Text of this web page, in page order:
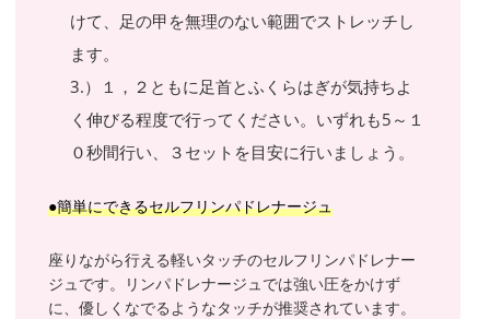
けて、足の甲を無理のない範囲でストレッチし
ます。
3.）１，２ともに足首とふくらはぎが気持ちよ
く伸びる程度で行ってください。いずれも5～１
０秒間行い、３セットを目安に行いましょう。
●簡単にできるセルフリンパドレナージュ
座りながら行える軽いタッチのセルフリンパドレナー
ジュです。リンパドレナージュでは強い圧をかけず
に、優しくなでるようなタッチが推奨されています。